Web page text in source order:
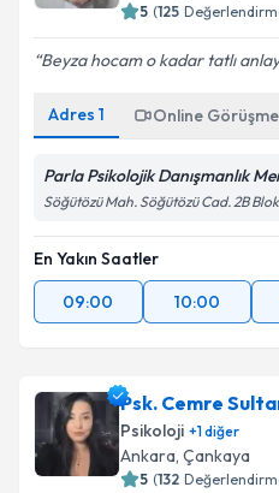
5 (125
Beyza hocam o kadar tatlı
Adres 1 Online Görüşme
Parla Psikolojik Danışmanlık
Söğütözü Mah. Söğütözü Cad. 2B
En Yakın Saatler
09:00
10:00
Psk. Cemre
Psikoloji +1diğer
Ankara, Çankaya
5 (132